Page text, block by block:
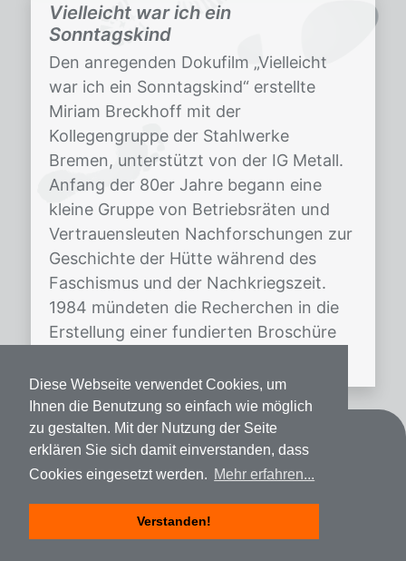
Diese Webseite verwendet Cookies, um
Ihnen die Benutzung so einfach wie möglich
zu gestalten. Mit der Nutzung der Seite
erklären Sie sich damit einverstanden, dass
Cookies eingesetzt werden. Mehr erfahren...
Verstanden!
Vielleicht war ich ein
Sonntagskind
Den anregenden Dokufilm „Vielleicht
war ich ein Sonntagskind“ erstellte
Miriam Breckhoff mit der
Kollegengruppe der Stahlwerke
Bremen, unterstützt von der IG Metall.
Anfang der 80er Jahre begann eine
kleine Gruppe von Betriebsräten und
Vertrauensleuten Nachforschungen zur
Geschichte der Hütte während des
Faschismus und der Nachkriegszeit.
1984 mündeten die Recherchen in die
Erstellung einer fundierten Broschüre
Kontakt
Datenschutz